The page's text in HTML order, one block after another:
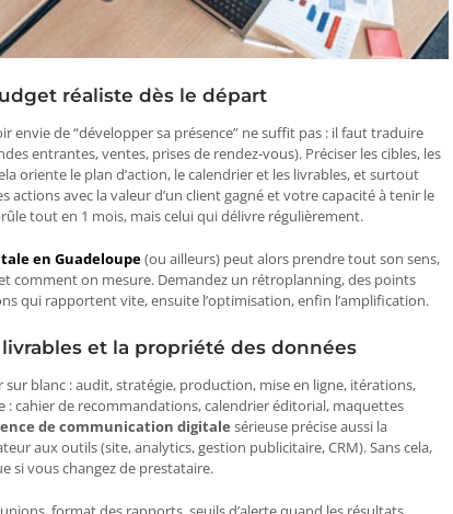
réaliste dès le départ
envie de “développer sa présence” ne suffit pas : il faut traduire
entrantes, ventes, prises de rendez-vous). Préciser les cibles, les
oriente le plan d’action, le calendrier et les livrables, et surtout
actions avec la valeur d’un client gagné et votre capacité à tenir le
tout en 1 mois, mais celui qui délivre régulièrement.
en Guadeloupe(ou ailleurs) peut alors prendre tout son sens,
comment on mesure. Demandez un rétroplanning, des points
qui rapportent vite, ensuite l’optimisation, enfin l’amplification.
et la propriété des données
blanc : audit, stratégie, production, mise en ligne, itérations,
cahier de recommandations, calendrier éditorial, maquettes
de communication digitale sérieuse précise aussi la
aux outils (site, analytics, gestion publicitaire, CRM). Sans cela,
si vous changez de prestataire.